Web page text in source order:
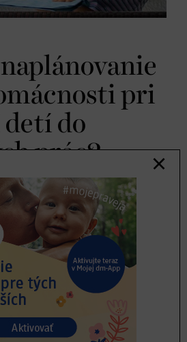
pri
detí do
prác?
prác nie je tá správna cesta.
vo svojej knihe vysvetľuje
domácich prác sa vždy má prideliť
Cieľom, aj keď pomerne
sa tínedžer necítil zodpovedný
pridelené konkrétne jemu alebo
mali pochopiť, ktoré domáce
potrebné v domácnosti urobiť a
aby ich o to niekto vyslovene